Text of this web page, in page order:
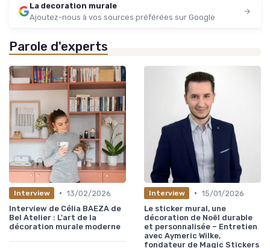
La decoration murale
Ajoutez-nous à vos sources préférées sur Google
Parole d'experts
Interview • 13/02/2026
Interview de Célia BAEZA de
Bel Atelier : L'art de la
décoration murale moderne
Interview • 15/01/2026
Le sticker mural, une
décoration de Noël durable
et personnalisée – Entretien
avec Aymeric Wilke,
fondateur de Magic Stickers